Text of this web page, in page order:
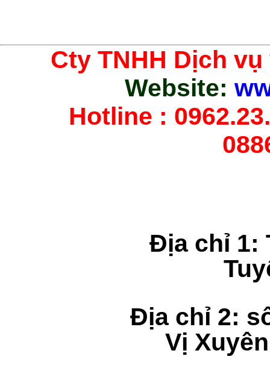
Cty TNHH Dịch
Website:
Hotline :
Địa chỉ 1:
Địa chỉ 2:
Vị